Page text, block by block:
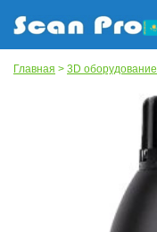
Главная > 3D оборудование